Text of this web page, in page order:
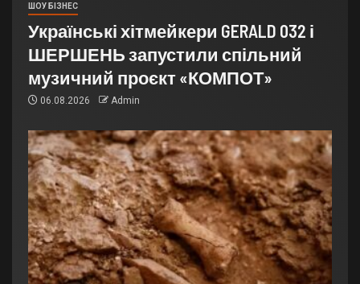
ШОУ БІЗНЕС
Українські хітмейкери GERALD 032 і
ШЕРШЕНЬ запустили спільний
музичний проєкт «КОМПОТ»
06.08.2026 Admin